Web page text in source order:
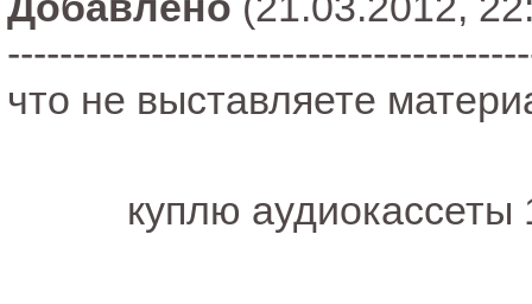
что не выставляете
куплю аудиокассеты